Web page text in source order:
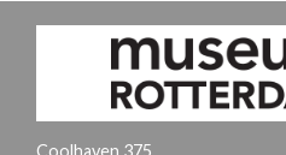
Coolhaven 375